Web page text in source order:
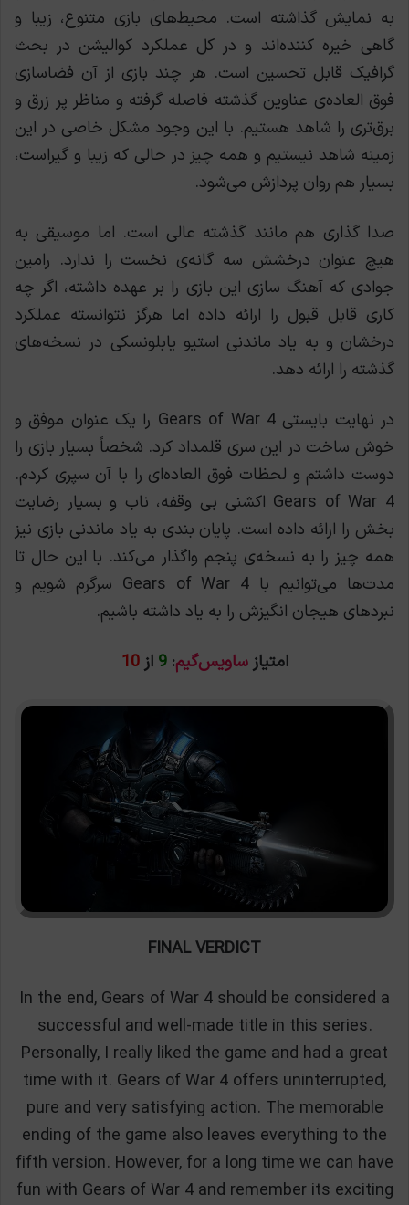
به نمایش گذاشته است. محیط‌های بازی متنوع، زیبا و
گاهی خیره کننده‌اند و در کل عملکرد کوالیشن در بحث
گرافیک قابل تحسین است. هر چند بازی از آن فضاسازی
فوق العاده‌ی عناوین گذشته فاصله گرفته و مناظر پر زرق و
برق‌تری را شاهد هستیم. با این وجود مشکل خاصی در این
زمینه شاهد نیستیم و همه چیز در حالی که زیبا و گیراست،
بسیار هم روان پردازش می‌شود.
صدا گذاری هم مانند گذشته عالی است. اما موسیقی به
هیچ عنوان درخشش سه گانه‌ی نخست را ندارد. رامین
جوادی که آهنگ سازی این بازی را بر عهده داشته، اگر چه
کاری قابل قبول را ارائه داده اما هرگز نتوانسته عملکرد
درخشان و به یاد ماندنی استیو یابلونسکی در نسخه‌های
گذشته را ارائه دهد.
در نهایت بایستی Gears of War 4 را یک عنوان موفق و
خوش ساخت در این سری قلمداد کرد. شخصاً بسیار بازی را
دوست داشتم و لحظات فوق العاده‌ای را با آن سپری کردم.
Gears of War 4 اکشنی بی وقفه، ناب و بسیار رضایت
بخش را ارائه داده است. پایان بندی به یاد ماندنی بازی نیز
همه چیز را به نسخه‌ی پنجم واگذار می‌کند. با این حال تا
مدت‌ها می‌توانیم با Gears of War 4 سرگرم شویم و
نبردهای هیجان انگیزش را به یاد داشته باشیم.
امتیازساویس‌گیم:
9 از10
FINAL VERDICT
In the end, Gears of War 4 should be considered a
successful and well-made title in this series.
Personally, I really liked the game and had a great
time with it. Gears of War 4 offers uninterrupted,
pure and very satisfying action. The memorable
ending of the game also leaves everything to the
fifth version. However, for a long time we can have
fun with Gears of War 4 and remember its exciting